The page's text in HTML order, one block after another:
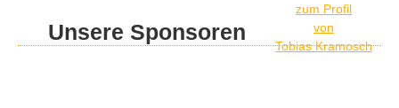
zum Profil
von
Tobias Kramosch
Unsere Sponsoren